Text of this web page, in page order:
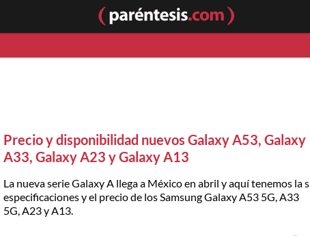
Precio y disponibilidad nuevos Galaxy A53, Galaxy
A33, Galaxy A23 y Galaxy A13
La nueva serie Galaxy A llega a México en abril y aquí tenemos la s
especificaciones y el precio de los Samsung Galaxy A53 5G, A33
5G, A23 y A13.